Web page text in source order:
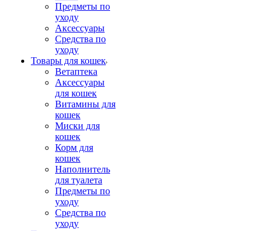
Предметы по
уходу
Аксессуары
Средства по
уходу
Товары для кошек
Ветаптека
Аксессуары
для кошек
Витамины для
кошек
Миски для
кошек
Корм для
кошек
Наполнитель
для туалета
Предметы по
уходу
Средства по
уходу